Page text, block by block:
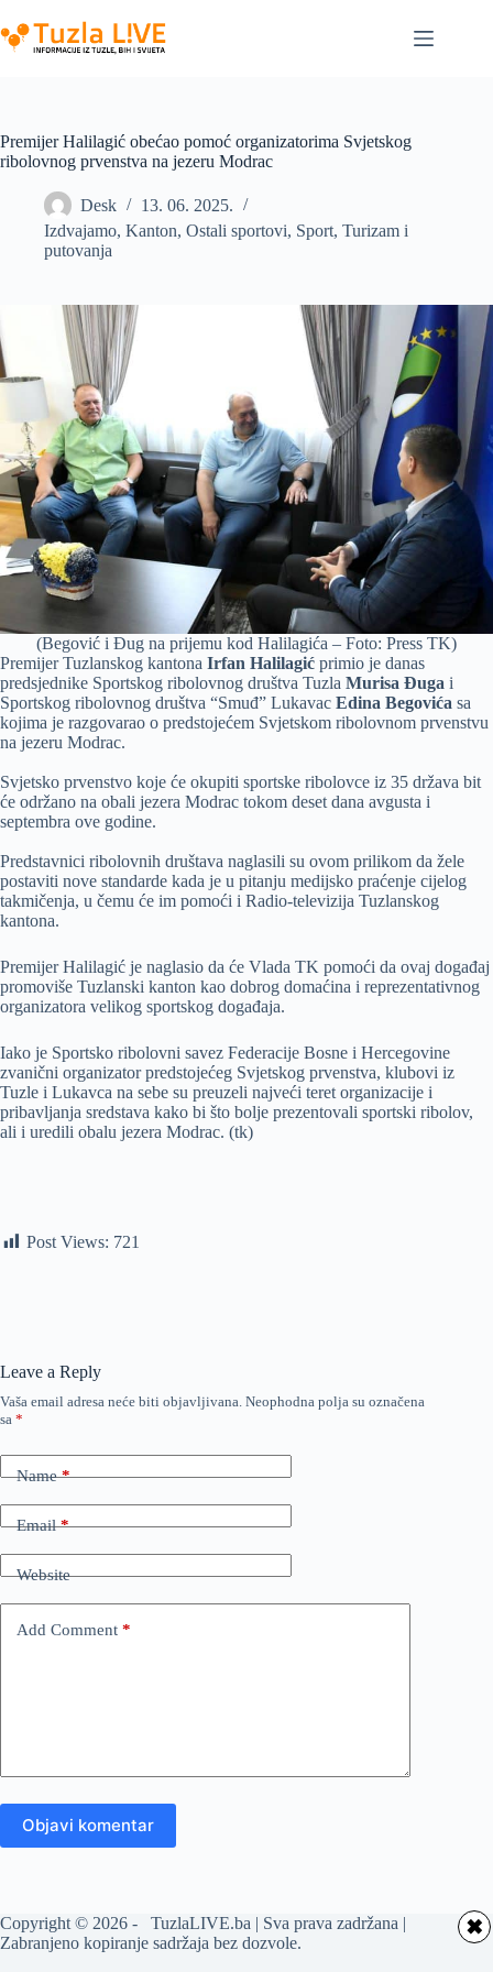
to
content
Premijer Halilagić obećao pomoć organizatorima Svjetskog
ribolovnog prvenstva na jezeru Modrac
Desk
13. 06. 2025.
Izdvajamo, Kanton, Ostali sportovi, Sport, Turizam i
putovanja
(Begović i Đug na prijemu kod Halilagića – Foto: Press TK)
Premijer Tuzlanskog kantona Irfan Halilagić primio je danas
predsjednike Sportskog ribolovnog društva Tuzla Murisa Đuga i
Sportskog ribolovnog društva “Smuđ” Lukavac Edina Begovića sa
kojima je razgovarao o predstojećem Svjetskom ribolovnom prvenstvu
na jezeru Modrac.
Svjetsko prvenstvo koje će okupiti sportske ribolovce iz 35 država bit
će održano na obali jezera Modrac tokom deset dana avgusta i
septembra ove godine.
Predstavnici ribolovnih društava naglasili su ovom prilikom da žele
postaviti nove standarde kada je u pitanju medijsko praćenje cijelog
takmičenja, u čemu će im pomoći i Radio-televizija Tuzlanskog
kantona.
Premijer Halilagić je naglasio da će Vlada TK pomoći da ovaj događaj
promoviše Tuzlanski kanton kao dobrog domaćina i reprezentativnog
organizatora velikog sportskog događaja.
Iako je Sportsko ribolovni savez Federacije Bosne i Hercegovine
zvanični organizator predstojećeg Svjetskog prvenstva, klubovi iz
Tuzle i Lukavca na sebe su preuzeli najveći teret organizacije i
pribavljanja sredstava kako bi što bolje prezentovali sportski ribolov,
ali i uredili obalu jezera Modrac. (tk)
Post Views: 721
Leave a Reply
Vaša email adresa neće biti objavljivana. Neophodna polja su označena
sa *
Name*
Email*
Website
Add Comment *
Objavi komentar
Copyright © 2026 - TuzlaLIVE.ba | Sva prava zadržana |
Zabranjeno kopiranje sadržaja bez dozvole.
✖